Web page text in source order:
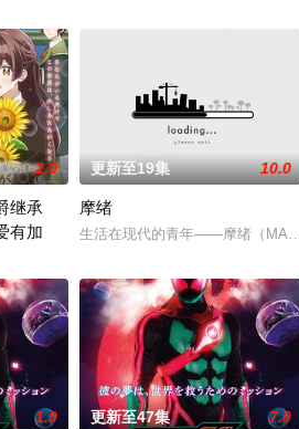
変身！それがアイドルプリンセ
2.0
继承
有加
更新至19集 10.0
摩绪
生活在现代的青年——摩绪（MAO
1.0 更新至47集 7.0